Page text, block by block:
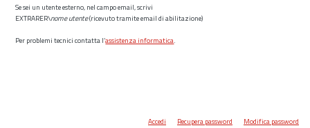
Se sei un utente esterno, nel campo email, scrivi
EXTRARER\nome utente(ricevuto tramite email di abilitazione)
Per problemi tecnici contatta l’assistenza informatica.
Accedi Recupera password Modifica password